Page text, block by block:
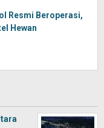
Resmi Beroperasi,
Hewan